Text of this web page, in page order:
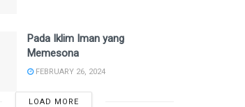
Pada Iklim Iman yang
Memesona
FEBRUARY 26, 2024
LOAD MORE